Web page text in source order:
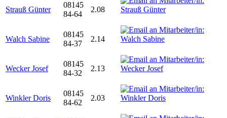
Strauß Günter
08145
84-64
2.08
Walch Sabine
08145
84-37
2.14
Wecker Josef
08145
84-32
2.13
Winkler Doris
08145
84-62
2.03